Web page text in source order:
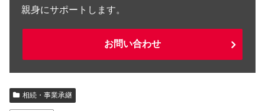
親身にサポートします。
お問い合わせ
相続・事業承継